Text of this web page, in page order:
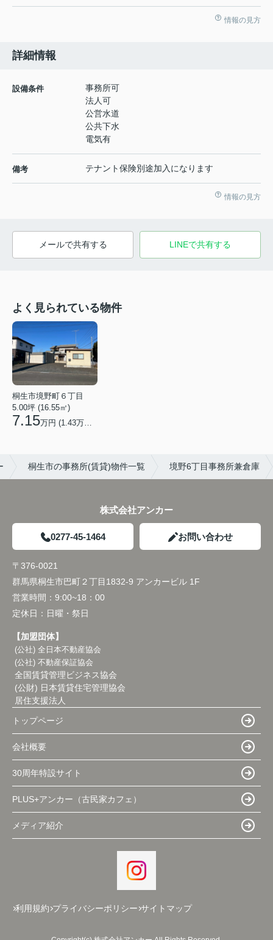
情報の見方
詳細情報
設備条件
事務所可
法人可
公営水道
公共下水
電気有
備考 テナント保険別途加入になります
情報の見方
メールで共有する LINEで共有する
よく見られている物件
桐生市境野町６丁目
5.00坪 (16.55㎡)
7.15万円 (1.43万円/坪)
桐生市の事務所(賃貸)物件一覧 境野6丁目事務所兼倉庫
株式会社アンカー
0277-45-1464 お問い合わせ
〒376-0021
群馬県桐生市巴町２丁目1832-9 アンカービル 1F
営業時間： 9:00~18：00
定休日： 日曜・祭日
【加盟団体】
(公社) 全日本不動産協会
(公社) 不動産保証協会
全国賃貸管理ビジネス協会
(公財) 日本賃貸住宅管理協会
居住支援法人
トップページ
会社概要
30周年特設サイト
PLUS+アンカー（古民家カフェ）
メディア紹介
利用規約 プライバシーポリシー サイトマップ